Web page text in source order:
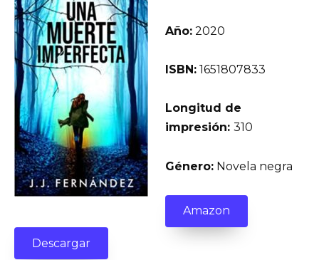
Año: 2020
ISBN: 1651807833
Longitud de
impresión: 310
Género: Novela negra
Amazon
Descargar